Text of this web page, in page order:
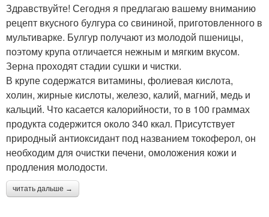
Здравствуйте! Сегодня я предлагаю вашему вниманию
рецепт вкусного булгура со свининой, приготовленного в
мультиварке. Булгур получают из молодой пшеницы,
поэтому крупа отличается нежным и мягким вкусом.
Зерна проходят стадии сушки и чистки.
В крупе содержатся витамины, фолиевая кислота,
холин, жирные кислоты, железо, калий, магний, медь и
кальций. Что касается калорийности, то в 100 граммах
продукта содержится около 340 ккал. Присутствует
природный антиоксидант под названием токоферол, он
необходим для очистки печени, омоложения кожи и
продления молодости.
читать дальше →